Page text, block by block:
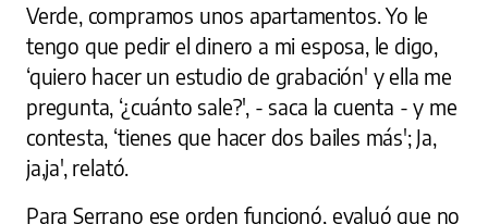
Verde, compramos unos apartamentos. Yo le
tengo que pedir el dinero a mi esposa, le digo,
‘quiero hacer un estudio de grabación' y ella me
pregunta, ‘¿cuánto sale?', - saca la cuenta - y me
contesta, ‘tienes que hacer dos bailes más'; Ja,
ja,ja', relató.
Para Serrano ese orden funcionó, evaluó que no